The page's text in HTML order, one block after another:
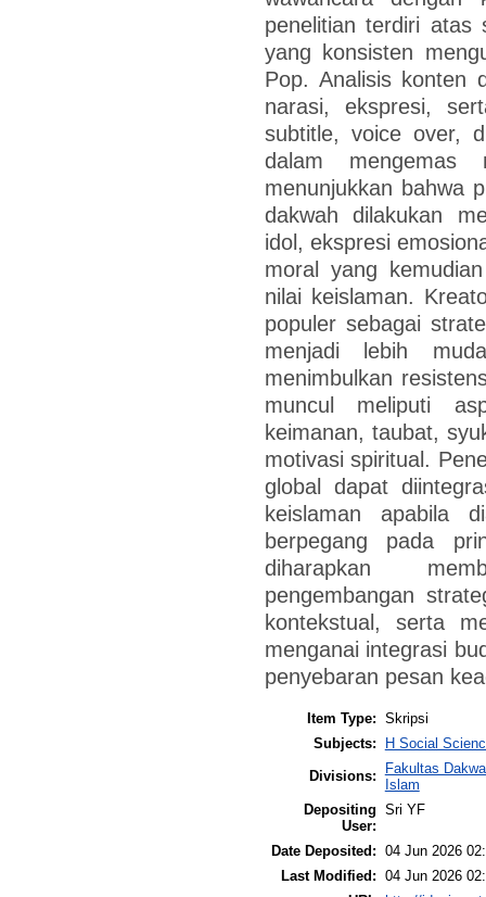
penelitian terdiri atas
yang konsisten
Pop. Analisis konten
narasi, ekspresi,
subtitle, voice over,
dalam mengemas
menunjukkan bahwa
dakwah dilakukan
idol, ekspresi
moral yang
nilai keislaman.
populer sebagai
menjadi lebih
menimbulkan
muncul meliputi
keimanan, taubat,
motivasi spiritual.
global dapat
keislaman apabila
berpegang pada
diharapkan
pengembangan
kontekstual, serta
menganai integrasi
penyebaran pesan
Item Type: Skripsi
Subjects:
H Social
Divisions:
Fakultas
Islam
Depositing
User:
Sri YF
Date Deposited: 04 Jun 2026
Last Modified: 04 Jun 2026